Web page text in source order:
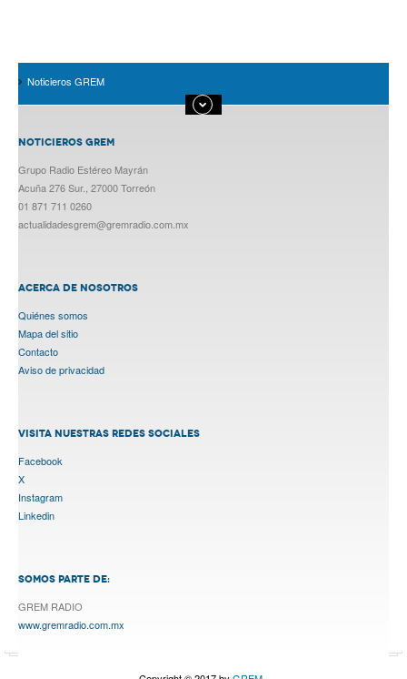
Noticieros GREM
NOTICIEROS GREM
Grupo Radio Estéreo Mayrán
Acuña 276 Sur., 27000 Torreón
01 871 711 0260
actualidadesgrem@gremradio.com.mx
ACERCA DE NOSOTROS
Quiénes somos
Mapa del sitio
Contacto
Aviso de privacidad
VISITA NUESTRAS REDES SOCIALES
Facebook
X
Instagram
Linkedin
SOMOS PARTE DE:
GREM RADIO
www.gremradio.com.mx